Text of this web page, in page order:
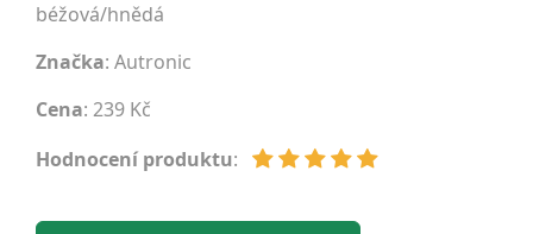
béžová/hnědá
Značka: Autronic
Cena: 239 Kč
Hodnocení produktu: